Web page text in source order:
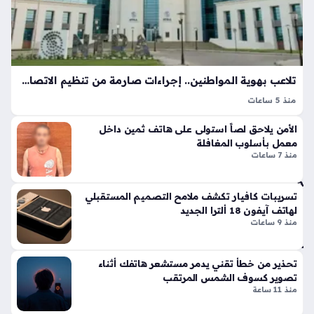
ص
ص
ت
في
سر
قة
اله
وات
ف
الم
ول
ة
بم
دين
ة
س
وه
اج
تلاعب بهوية المواطنين.. إجراءات صارمة من تنظيم الاتصالات بشأن خطوط المحمول المسجلة
منذ 5 ساعات
مصر دون علمهم أثار حالة من الجدل الواسع، حيث بدأت التساؤلات
تتصاعد حول إجراءات تسجيل شرائح المحمول، وآليات التحقق من
الأمن يلاحق لصاً استولى على هاتف ثمين داخل
معمل بأسلوب المغافلة
منذ 7 ساعات
تسريبات كافيار تكشف ملامح التصميم المستقبلي
لهاتف آيفون 18 ألترا الجديد
منذ 9 ساعات
تحذير من خطأ تقني يدمر مستشعر هاتفك أثناء
تصوير كسوف الشمس المرتقب
منذ 11 ساعة